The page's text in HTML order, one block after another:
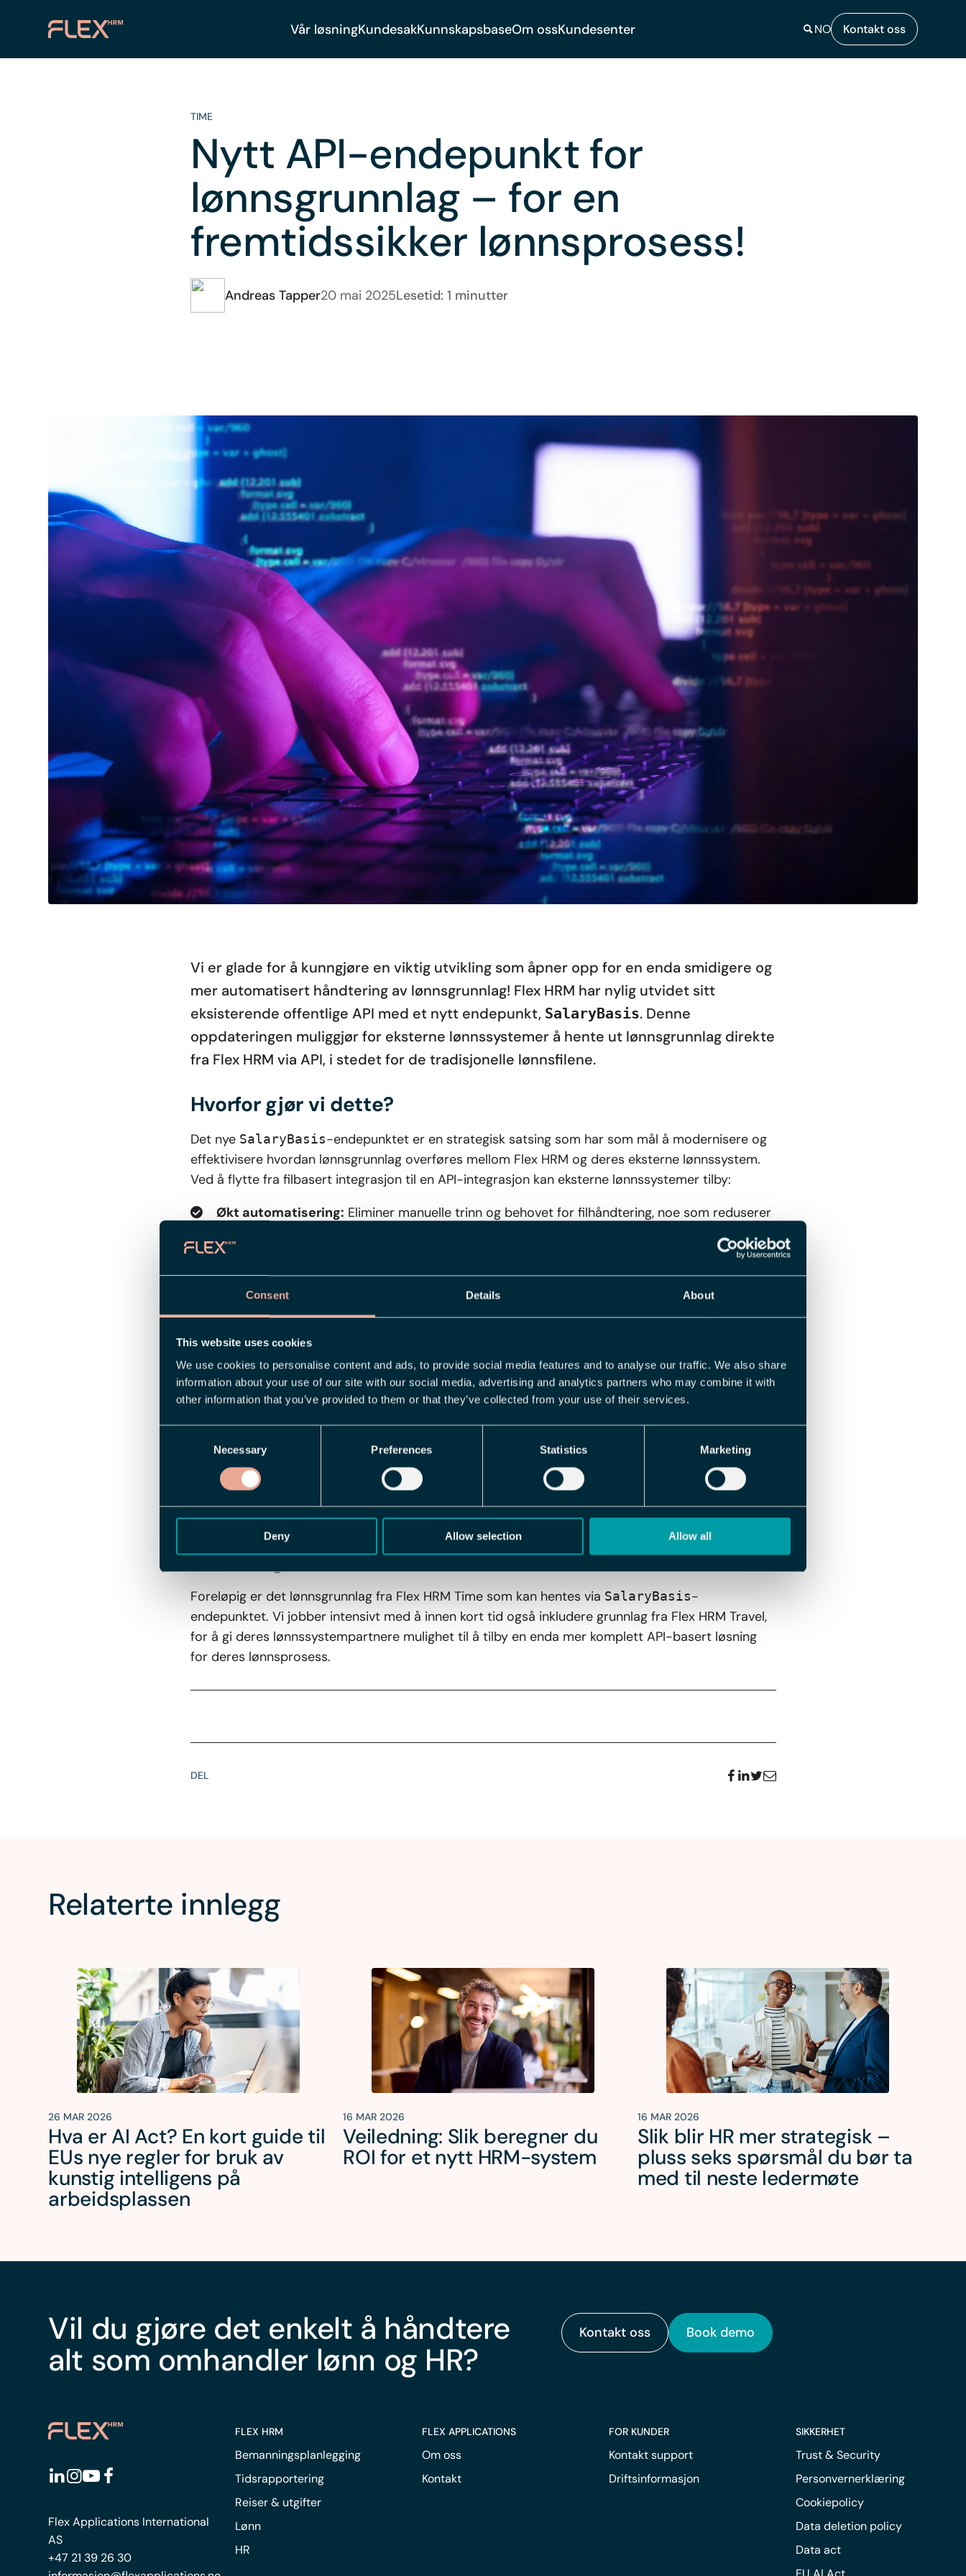
Consent Details About
This website uses cookies
We use cookies to personalise content and ads, to provide social media features and to analyse our traffic. We also share
information about your use of our site with our social media, advertising and analytics partners who may combine it with
other information that you’ve provided to them or that they’ve collected from your use of their services.
Necessary Preferences Statistics Marketing
Deny Allow selection Allow all
Vår løsningKundesakKunnskapsbaseOm ossKundesenter NO Kontakt oss
TIME
Nytt API-endepunkt for
lønnsgrunnlag – for en
fremtidssikker lønnsprosess!
Andreas Tapper20 mai 2025Lesetid: 1 minutter
Vi er glade for å kunngjøre en viktig utvikling som åpner opp for en enda smidigere og
mer automatisert håndtering av lønnsgrunnlag! Flex HRM har nylig utvidet sitt
eksisterende offentlige API med et nytt endepunkt, SalaryBasis. Denne
oppdateringen muliggjør for eksterne lønnssystemer å hente ut lønnsgrunnlag direkte
fra Flex HRM via API, i stedet for de tradisjonelle lønnsfilene.
Hvorfor gjør vi dette?
Det nye SalaryBasis-endepunktet er en strategisk satsing som har som mål å modernisere og
effektivisere hvordan lønnsgrunnlag overføres mellom Flex HRM og deres eksterne lønnssystem.
Ved å flytte fra filbasert integrasjon til en API-integrasjon kan eksterne lønnssystemer tilby:
Økt automatisering: Eliminer manuelle trinn og behovet for filhåndtering, noe som reduserer
Denne nyheten er en viktig byggestein for fremtidens lønnshåndtering og tilbyr deres
lønnssystempartnere nye muligheter til å utvikle mer effektive integrasjoner.
Hvordan fungerer det rent teknisk?
inkluderer all relevant data fra Flex HRM Time, slik som arbeidstider, fravær, overtid og andre
tidsrelaterte poster som ligger til grunn for den endelige lønnen. Dette sikrer at all den dataen
grensesnitt.
Fremtidige utvidelser
Foreløpig er det lønnsgrunnlag fra Flex HRM Time som kan hentes via SalaryBasis-
endepunktet. Vi jobber intensivt med å innen kort tid også inkludere grunnlag fra Flex HRM Travel,
for å gi deres lønnssystempartnere mulighet til å tilby en enda mer komplett API-basert løsning
for deres lønnsprosess.
DEL
Relaterte innlegg
26 MAR 2026
Hva er AI Act? En kort guide til
EUs nye regler for bruk av
kunstig intelligens på
arbeidsplassen
16 MAR 2026
Veiledning: Slik beregner du
ROI for et nytt HRM-system
16 MAR 2026
Slik blir HR mer strategisk –
pluss seks spørsmål du bør ta
med til neste ledermøte
Vil du gjøre det enkelt å håndtere
alt som omhandler lønn og HR?
Kontakt oss Book demo
Flex Applications International
AS
+47 21 39 26 30
FLEX HRM
Bemanningsplanlegging
Tidsrapportering
Reiser & utgifter
Lønn
HR
FLEX APPLICATIONS
Om oss
Kontakt
FOR KUNDER
Kontakt support
Driftsinformasjon
SIKKERHET
Trust & Security
Personvernerklæring
Cookiepolicy
Data deletion policy
Data act